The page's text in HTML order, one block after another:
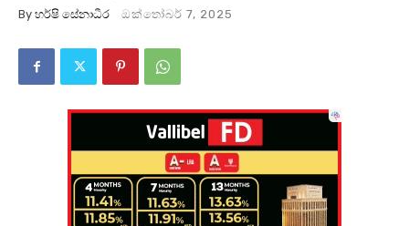
By හර්ෂි සේනාධීර ඔක්තෝබර් 7, 2025